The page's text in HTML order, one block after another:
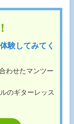
験してみてく
わせたマンツー
のギターレッス